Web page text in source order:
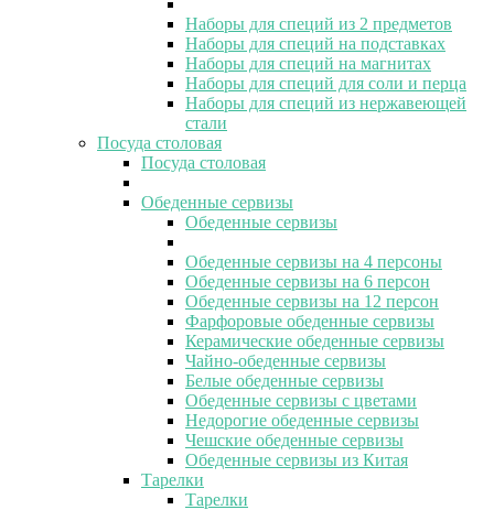
Наборы для специй из 2 предметов
Наборы для специй на подставках
Наборы для специй на магнитах
Наборы для специй для соли и перца
Наборы для специй из нержавеющей
стали
Посуда столовая
Посуда столовая
Обеденные сервизы
Обеденные сервизы
Обеденные сервизы на 4 персоны
Обеденные сервизы на 6 персон
Обеденные сервизы на 12 персон
Фарфоровые обеденные сервизы
Керамические обеденные сервизы
Чайно-обеденные сервизы
Белые обеденные сервизы
Обеденные сервизы с цветами
Недорогие обеденные сервизы
Чешские обеденные сервизы
Обеденные сервизы из Китая
Тарелки
Тарелки